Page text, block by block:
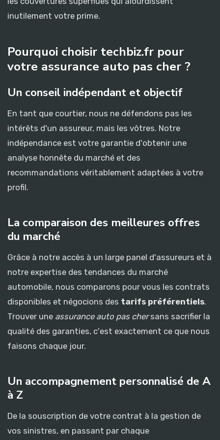
inutilement votre prime.
Pourquoi choisir techbiz.fr pour
votre assurance auto pas cher ?
Un conseil indépendant et objectif
En tant que courtier, nous ne défendons pas les
intérêts d'un assureur, mais les vôtres. Notre
indépendance est votre garantie d'obtenir une
analyse honnête du marché et des
recommandations véritablement adaptées à votre
profil.
La comparaison des meilleures offres
du marché
Grâce à notre accès à un large panel d'assureurs et à
notre expertise des tendances du marché
automobile, nous comparons pour vous les contrats
disponibles et négocions des tarifs préférentiels.
Trouver une assurance auto pas chersans sacrifier la
qualité des garanties, c'est exactement ce que nous
faisons chaque jour.
Un accompagnement personnalisé de A
à Z
De la souscription de votre contrat à la gestion de
vos sinistres, en passant par chaque